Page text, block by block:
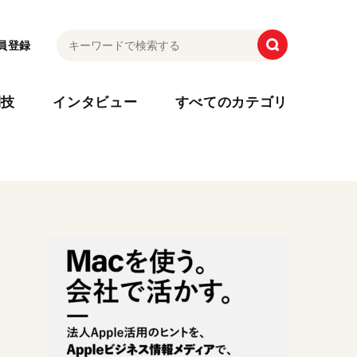
登録
インタビュー すべてのカテゴリ